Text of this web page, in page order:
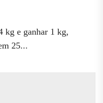
kg e ganhar 1 kg,
25...